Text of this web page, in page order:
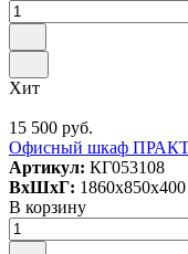
Хит
15 500 руб.
Офисный шкаф
Артикул: КГ053108
ВxШxГ: 1860x850x400
В корзину